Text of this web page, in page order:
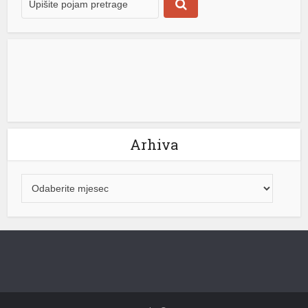
Arhiva